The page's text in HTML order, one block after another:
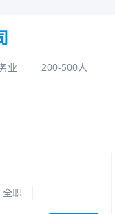
业
200-500人
全职